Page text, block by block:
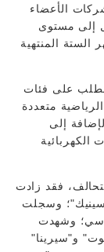
الأعضاء
المئة لتصل إلى مستوى
الأشهر الستة المنتهية
على فئات
متعددة
إلى
الكهربائية
فقد زادت
وسجلت
وشهدت
و"سيرينا"